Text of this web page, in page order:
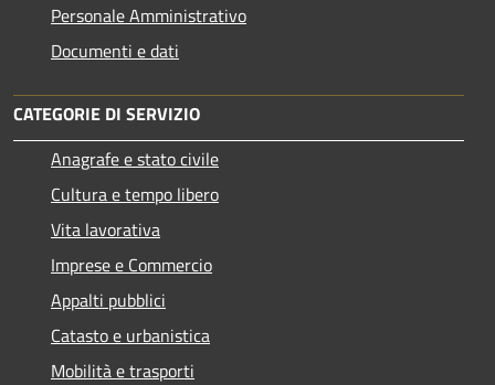
Personale Amministrativo
Documenti e dati
CATEGORIE DI SERVIZIO
Anagrafe e stato civile
Cultura e tempo libero
Vita lavorativa
Imprese e Commercio
Appalti pubblici
Catasto e urbanistica
Mobilità e trasporti